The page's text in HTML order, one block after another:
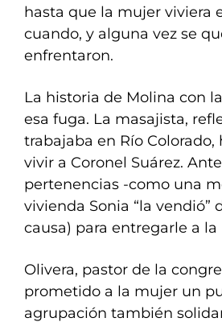
hasta que la mujer viviera
cuando, y alguna vez se
enfrentaron.
La historia de Molina con
esa fuga. La masajista,
trabajaba en Río Colorado,
vivir a Coronel Suárez.
pertenencias -como una
vivienda Sonia “la vendió”
causa) para entregarle a
Olivera, pastor de la
prometido a la mujer un
agrupación también